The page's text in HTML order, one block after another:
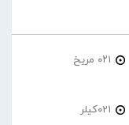
۰۲۱ مریخ
021کیلر